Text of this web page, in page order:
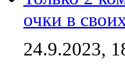
очки в
24.9.2023,